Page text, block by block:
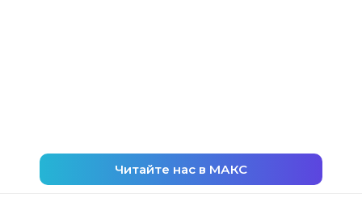
Читайте нас в МАКС